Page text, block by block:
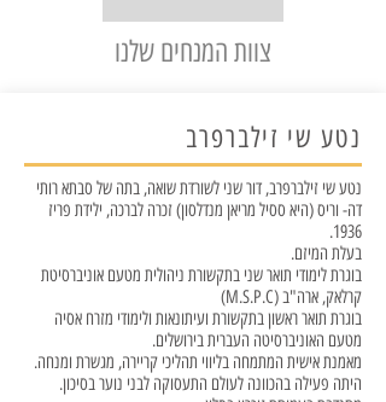
צוות המנחים שלנו
נטע שי זילברפרב
נטע שי זילברפרב, דור שני לשורדת שואה, בתה של סבתא רותי
דה- וריס (היא ססיל מריאן מנדלסון) זכרה לברכה, ילידת פריז
1936.
בעלת המיזם.
בוגרת לימודי תואר שני בתקשורת ניהולית מטעם אוניברסיטת
קרלאק, ארה"ב (M.S.P.C)
בוגרת תואר ראשון בתקשורת ועיתונאות ולימודי מזרח אסיה
מטעם האוניברסיטה העברית בירושלים.
מאמנת אישית המתמחה בליווי תהליכי קריירה, מגשרת ומנחה.
היתה פעילה בהכוונה לעולם התעסוקה לבני נוער בסיכון.